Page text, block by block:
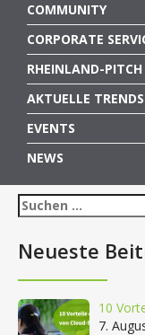
COMMUNITY
CORPORATE
RHEINLAND-PITCH
AKTUELLE TRENDS
EVENTS
NEWS
Suchen
nach:
Neueste
10
7.